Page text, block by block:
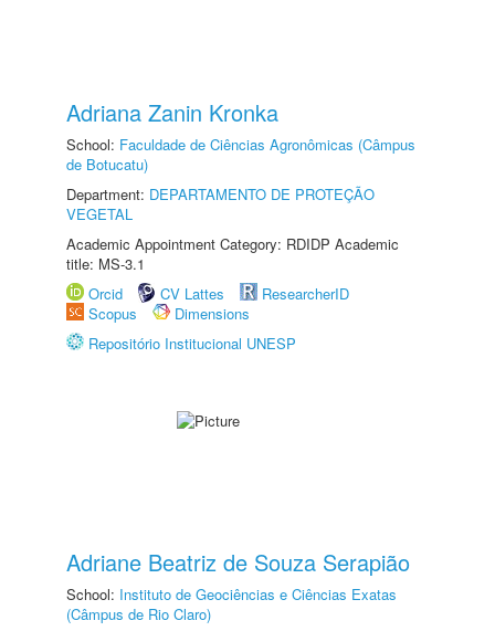
Adriana Zanin Kronka
School: Faculdade de Ciências Agronômicas (Câmpus
de Botucatu)
Department: DEPARTAMENTO DE PROTEÇÃO
VEGETAL
Academic Appointment Category: RDIDP Academic
title: MS-3.1
Orcid
CV Lattes
ResearcherID
Scopus
Dimensions
Repositório Institucional UNESP
Adriane Beatriz de Souza Serapião
School: Instituto de Geociências e Ciências Exatas
(Câmpus de Rio Claro)